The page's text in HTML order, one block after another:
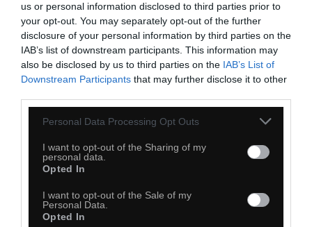
us or personal information disclosed to third parties prior to
your opt-out. You may separately opt-out of the further
disclosure of your personal information by third parties on the
IAB’s list of downstream participants. This information may
also be disclosed by us to third parties on the IAB’s List of
Downstream Participants that may further disclose it to other
Personal Data Processing Opt Outs
I want to opt-out of the Sharing of my
personal data.
Opted In
I want to opt-out of the Sale of my
Personal Data.
Opted In
34
Kopiuj link